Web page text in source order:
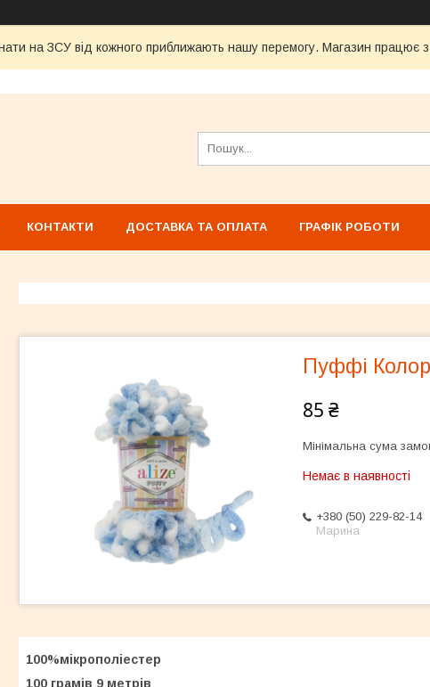
на ЗСУ від кожного приближають нашу перемогу. Магазин працює
КОНТАКТИ ДОСТАВКА ТА ОПЛАТА ГРАФІК РОБОТИ
Пуффі
85 ₴
Мінімальна сума
Немає в наявності
+380 (50) 229-82-14
Марина
100%мікрополіестер
100 грамів 9 метрів